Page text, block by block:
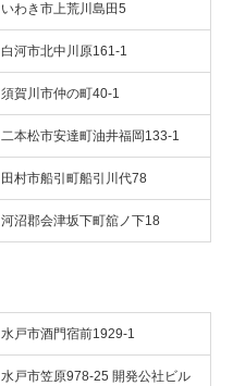
いわき市上荒川島田5
白河市北中川原161-1
須賀川市仲の町40-1
二本松市安達町油井福岡133-1
田村市船引町船引川代78
河沼郡会津坂下町舘ノ下18
水戸市酒門宿前1929-1
水戸市笠原978-25 開発公社ビル